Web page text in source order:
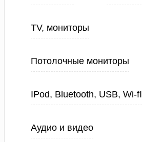
TV, мониторы
Потолочные мониторы
IPod, Bluetooth, USB, Wi-fI
Аудио и видео